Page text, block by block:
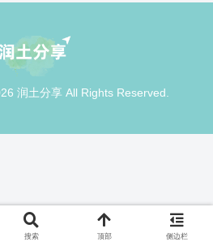
润土分享 All Rights Reserved.
搜索 顶部 侧边栏